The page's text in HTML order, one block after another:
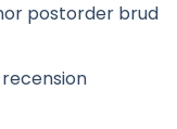
postorder brud